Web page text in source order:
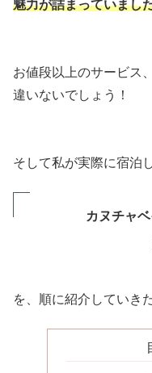
魅力が詰まっていまし
お値段以上のサービス
違いないでしょう！
そして私が実際に宿泊
カヌチャ
を、順に紹介していき